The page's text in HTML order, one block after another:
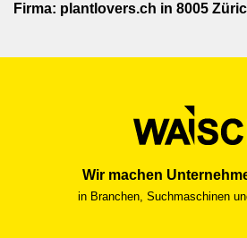
Firma: plantlovers.ch in 8005
Wir machen
in Branchen, Suchmaschinen